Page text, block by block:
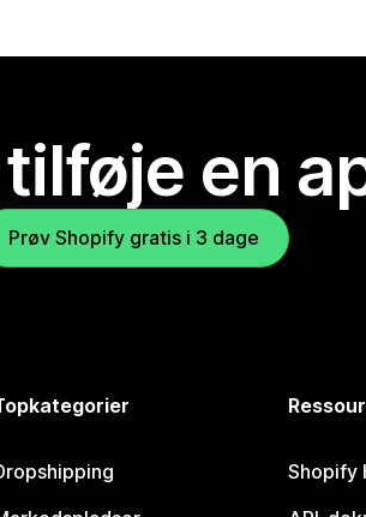
en
Prøv Shopify gratis i 3 dage
Shopify